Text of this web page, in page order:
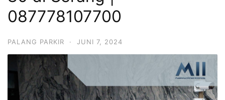
087778107700
PALANG PARKIR · JUNI 7, 2024